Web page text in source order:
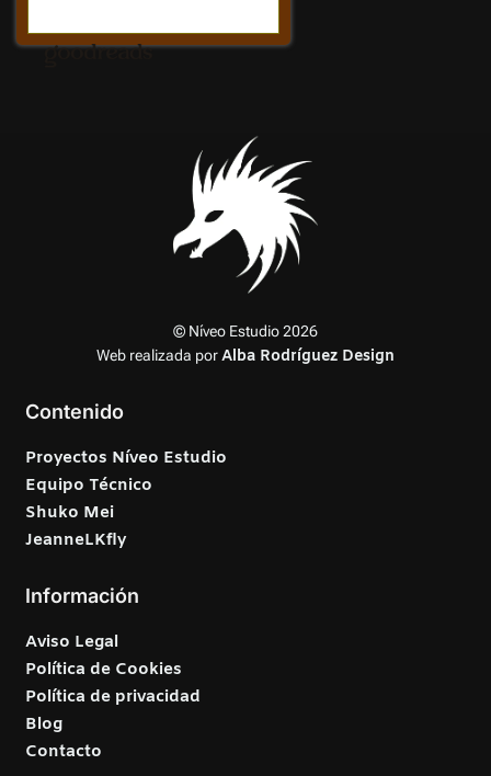
© Níveo Estudio 2026
Web realizada porAlba Rodríguez Design
Contenido
Proyectos Níveo Estudio
Equipo Técnico
Shuko Mei
JeanneLKfly
Información
Aviso Legal
Política de Cookies
Política de privacidad
Blog
Contacto